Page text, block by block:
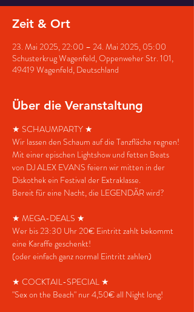
Zeit & Ort
23. Mai 2025, 22:00 – 24. Mai 2025, 05:00
Schusterkrug Wagenfeld, Oppenweher Str. 101,
49419 Wagenfeld, Deutschland
Über die Veranstaltung
★ SCHAUMPARTY ★
Wir lassen den Schaum auf die Tanzfläche regnen!
Mit einer epischen Lightshow und fetten Beats
von DJ ALEX EVANS feiern wir mitten in der
Diskothek ein Festival der Extraklasse.
Bereit für eine Nacht, die LEGENDÄR wird?
★ MEGA-DEALS ★
Wer bis 23:30 Uhr 20€ Eintritt zahlt bekommt
eine Karaffe geschenkt!
(oder einfach ganz normal Eintritt zahlen)
★ COCKTAIL-SPECIAL ★
"Sex on the Beach" nur 4,50€ all Night long!